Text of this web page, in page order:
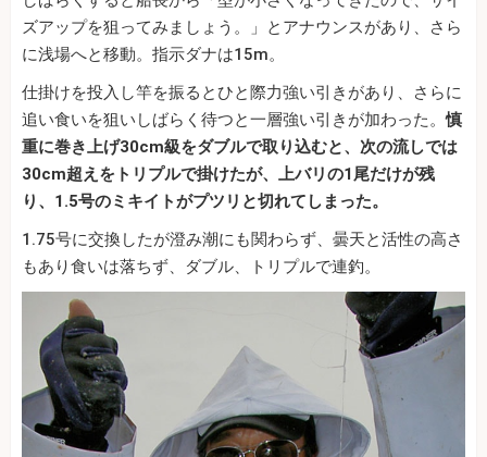
ズアップを狙ってみましょう。」とアナウンスがあり、さら
に浅場へと移動。指示ダナは15m。
仕掛けを投入し竿を振るとひと際力強い引きがあり、さらに
追い食いを狙いしばらく待つと一層強い引きが加わった。慎
重に巻き上げ30cm級をダブルで取り込むと、次の流しでは
30cm超えをトリプルで掛けたが、上バリの1尾だけが残
り、1.5号のミキイトがプツリと切れてしまった。
1.75号に交換したが澄み潮にも関わらず、曇天と活性の高さ
もあり食いは落ちず、ダブル、トリプルで連釣。